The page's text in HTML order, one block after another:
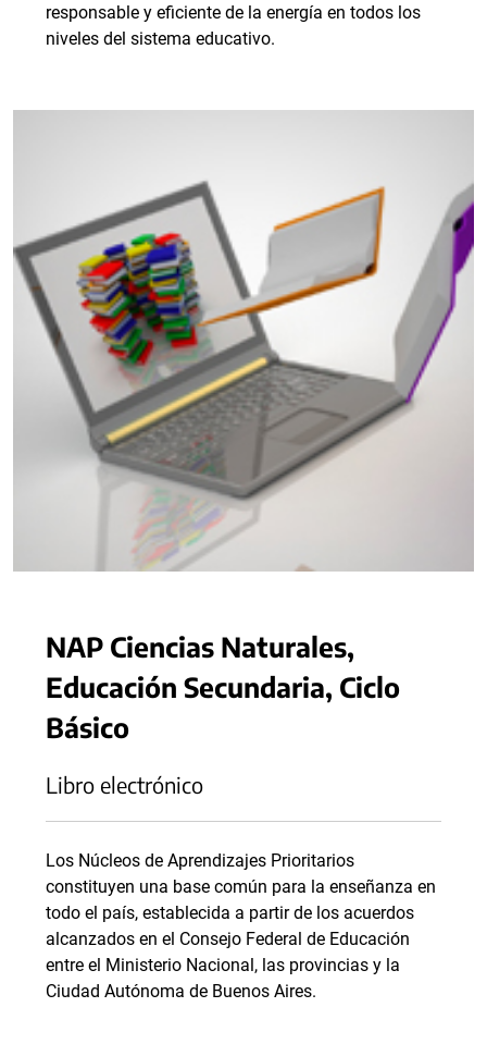
responsable y eficiente de la energía en todos los
niveles del sistema educativo.
NAP Ciencias Naturales,
Educación Secundaria, Ciclo
Básico
Libro electrónico
Los Núcleos de Aprendizajes Prioritarios
constituyen una base común para la enseñanza en
todo el país, establecida a partir de los acuerdos
alcanzados en el Consejo Federal de Educación
entre el Ministerio Nacional, las provincias y la
Ciudad Autónoma de Buenos Aires.